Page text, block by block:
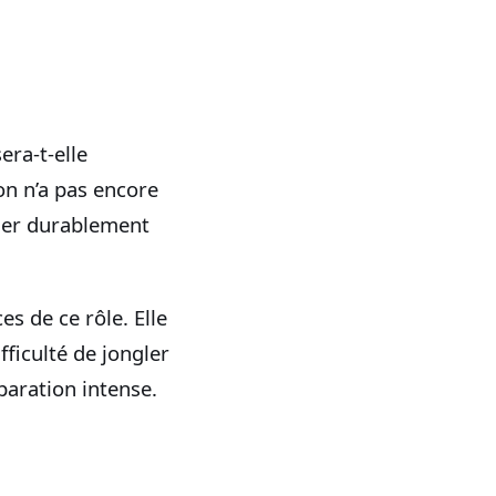
t-elle
n’a pas encore
durablement
de ce rôle. Elle
de jongler
intense.